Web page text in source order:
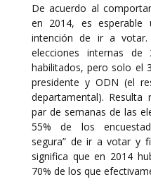
De acuerdo al
en 2014, es esperable
intención de ir a
elecciones internas
habilitados, pero solo el
presidente y ODN (el
departamental).
par de semanas de las
55% de los
segura” de ir a votar y
significa que en 2014
70% de los que